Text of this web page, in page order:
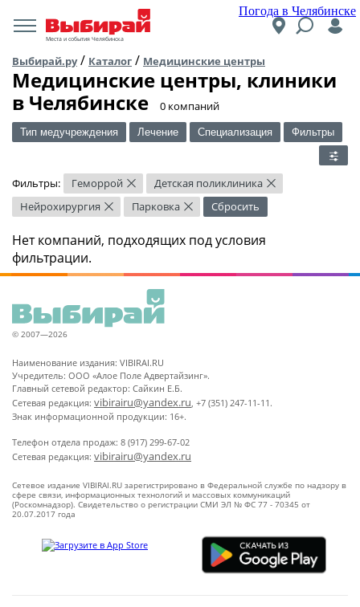
Погода в Челябинске
Места и события Челябинска
Выбирай.ру/ Каталог / Медицинские центры
Медицинские центры, клиники
в Челябинске
​0 компаний
Тип медучреждения Лечение Специализация Фильтры
Фильтры: Геморрой × Детская поликлиника ×
Нейрохирургия × Парковка × Сбросить
Нет компаний, подходящих под условия
фильтрации.
© 2007—2026
Наименование издания: VIBIRAI.RU
Учредитель: ООО «Алое Поле Адвертайзинг».
Главный сетевой редактор: Сайкин Е.Б.
Сетевая редакция: vibirairu@yandex.ru, +7 (351) 247-11-11.
Знак информационной продукции: 16+.
Телефон отдела продаж: 8 (917) 299-67-02
Сетевая редакция: vibirairu@yandex.ru
Сетевое издание VIBIRAI.RU зарегистрировано в Федеральной службе по надзору в
сфере связи, информационных технологий и массовых коммуникаций
(Роскомнадзор). Свидетельство о регистрации СМИ ЭЛ № ФС 77 - 70345 от
20.07.2017 года